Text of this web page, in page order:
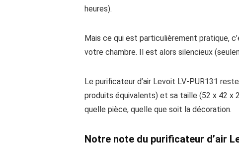
heures).
Mais ce qui est particulièrement pratique,
votre chambre. Il est alors silencieux
Le purificateur d’air Levoit LV-PUR131 reste
produits équivalents) et sa taille (52 x 42 x
quelle pièce, quelle que soit la décoration.
Notre note du purificateur d’air